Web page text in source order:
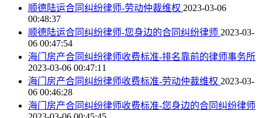
顺德陆运合同纠纷律师-劳动仲裁维权 2023-03-06
00:48:37
顺德陆运合同纠纷律师-您身边的合同纠纷律师 2023-03-
06 00:47:54
海门房产合同纠纷律师收费标准-排名靠前的律师事务所
2023-03-06 00:47:11
海门房产合同纠纷律师收费标准-劳动仲裁维权 2023-03-
06 00:46:28
海门房产合同纠纷律师收费标准-您身边的合同纠纷律师